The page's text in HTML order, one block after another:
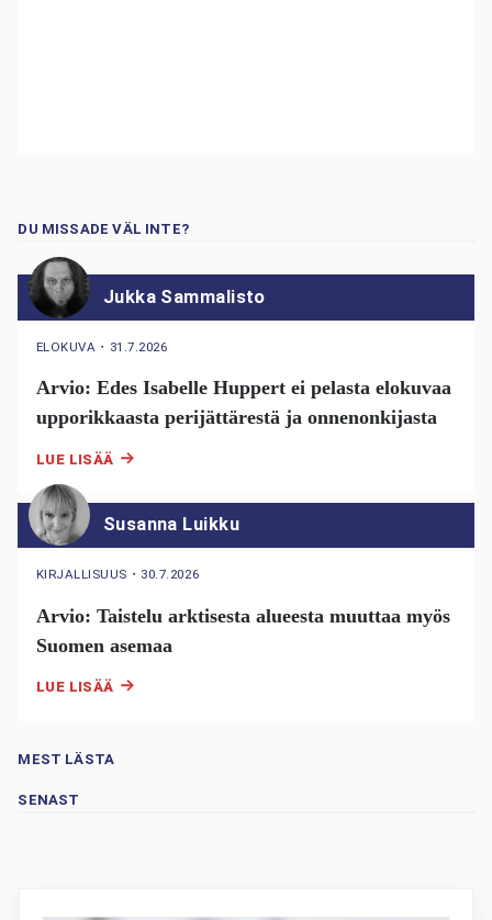
DU MISSADE VÄL INTE?
Jukka Sammalisto
ELOKUVA ・ 31.7.2026
Arvio: Edes Isabelle Huppert ei pelasta elokuvaa
upporikkaasta perijättärestä ja onnenonkijasta
LUE LISÄÄ
Susanna Luikku
KIRJALLISUUS ・ 30.7.2026
Arvio: Taistelu arktisesta alueesta muuttaa myös
Suomen asemaa
LUE LISÄÄ
MEST LÄSTA
SENAST